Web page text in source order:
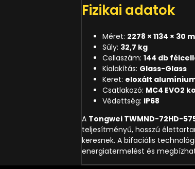
Fizikai adatok
Méret: 2278 × 1134 × 30
Súly: 32,7 kg
Cellaszám: 144 db
Kialakítás: Glass-Glass
Keret: eloxált
Csatlakozó: MC4 EVO2
Védettség: IP68
A Tongwei TWMND-72HD-
teljesítményű, hosszú
keresnek. A bifaciális
energiatermelést és